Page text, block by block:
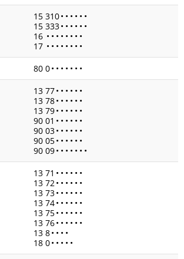
15 310• • • • • •
15 333• • • • • •
16 • • • • • • • •
17 • • • • • • • •
80 0• • • • • • •
13 77• • • • • •
13 78• • • • • •
13 79• • • • • •
90 01 • • • • • •
90 03• • • • • •
90 05• • • • • •
90 09• • • • • • •
13 71 • • • • • •
13 72• • • • • •
13 73• • • • • •
13 74• • • • • •
13 75• • • • • •
13 76• • • • • •
13 8• • • •
18 0• • • • •